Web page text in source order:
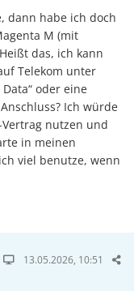
dann habe ich doch
M (mit
das, ich kann
Telekom unter
oder eine
Ich würde
nutzen und
in meinen
viel benutze, wenn
13.05.2026, 10:51